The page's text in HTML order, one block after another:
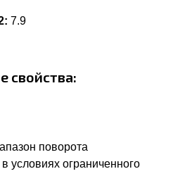
7.9
свойства:
поворота
условиях ограниченного